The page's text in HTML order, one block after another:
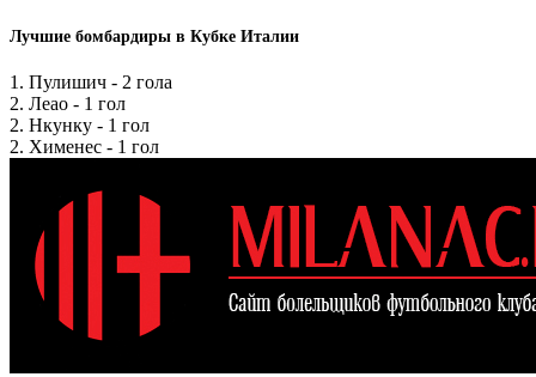
Лучшие бомбардиры в Кубке Италии
1. Пулишич - 2 гола
2. Леао - 1 гол
2. Нкунку - 1 гол
2. Хименес - 1 гол